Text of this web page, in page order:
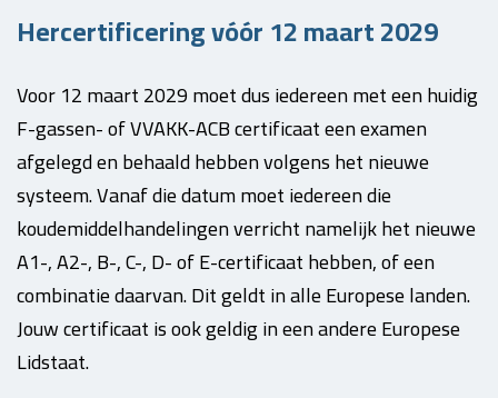
Hercertificering vóór 12 maart 2029
Voor 12 maart 2029 moet dus iedereen met een huidig
F-gassen- of VVAKK-ACB certificaat een examen
afgelegd en behaald hebben volgens het nieuwe
systeem.Vanaf die datum moet iedereen die
koudemiddelhandelingen verricht namelijk het nieuwe
A1-, A2-, B-, C-, D- of E-certificaat hebben, of een
combinatie daarvan. Dit geldt in alle Europese landen.
Jouw certificaat is ook geldig in een andere Europese
Lidstaat.